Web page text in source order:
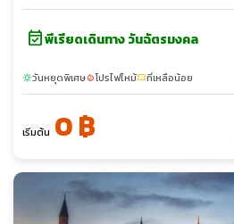
event_availableพีเรียดเดินทาง วันฉัตรมงคล
sunnyวันหยุดพิเศษlocal_fire_departmentโปรไฟไหม้confirmation_numberที่เหลือน้อย
เริ่มต้น 0 ฿